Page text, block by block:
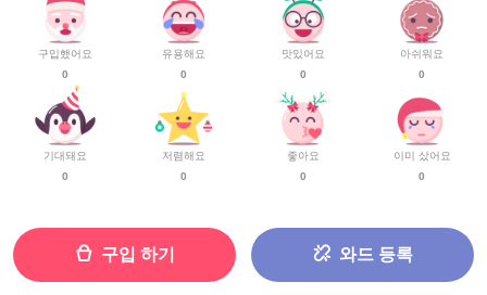
구입했어요
0
기대돼요
0
유용해요
0
저렴해요
0
맛있어요
0
좋아요
0
아쉬워요
0
이미 샀어요
0
구입 하기 와드 등록